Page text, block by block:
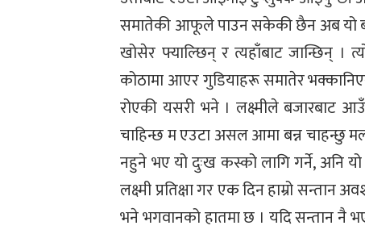
समातेकी आफूले पाउन सकेकी छैन अब यो बाबु
खोसेर फ्याल्छिन् र त्यहाँबाट जान्छिन् ।
कोठामा आएर गुडियाहरू समातेर
रोएकी यसरी भने । लक्ष्मीले बजारबाट
चाहिन्छ म एउटा असल आमा बन्न चाहन्छु
नहुने भए यो दुःख कस्को लागि गर्ने, अनि
लक्ष्मी प्रतिक्षा गर एक दिन हाम्रो
भने भगवानको हातमा छ । यदि सन्तान नै